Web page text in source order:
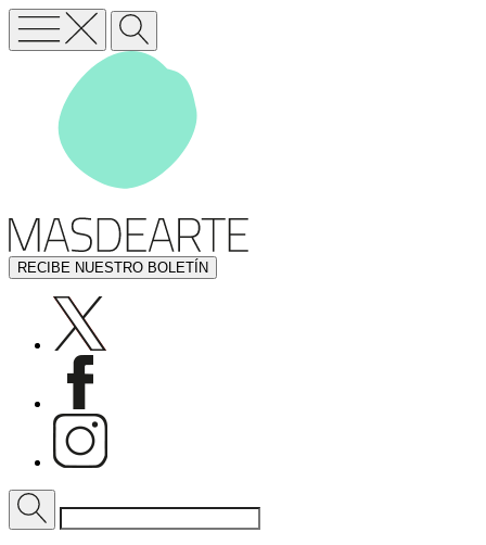
RECIBE NUESTRO BOLETÍN